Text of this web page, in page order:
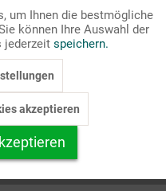
aus.
mit/ohne Text ...
Inaktiv
Inaktiv
um Ihnen die bestmögliche
können Ihre Auswahl der
jederzeit speichern.
akzeptieren